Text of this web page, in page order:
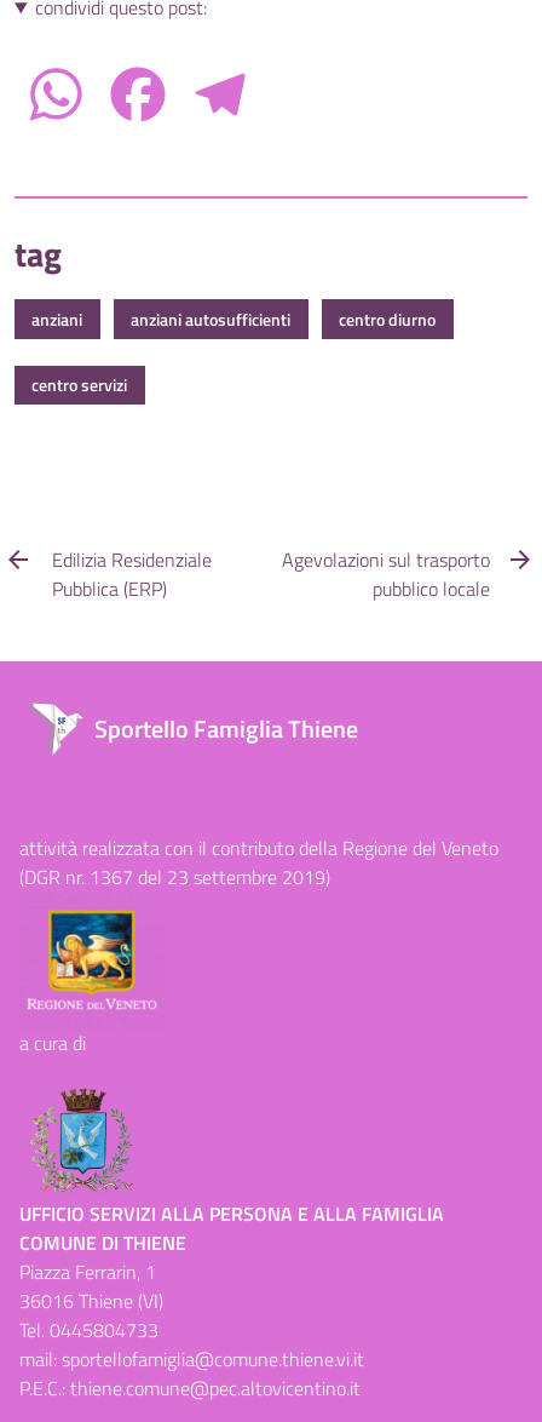
condividi questo post:
WhatsApp Facebook
tag
anziani anziani autosufficienti centro diurno
centro servizi
Edilizia Residenziale
Pubblica (ERP)
Agevolazioni sul trasporto
pubblico locale
Sportello Famiglia Thiene
attività realizzata con il contributo della Regione del Veneto
(DGR nr. 1367 del 23 settembre 2019)
a cura di
UFFICIO SERVIZI ALLA PERSONA E ALLA FAMIGLIA
COMUNE DI THIENE
Piazza Ferrarin, 1
36016 Thiene (VI)
Tel.0445804733
mail:sportellofamiglia@comune.thiene.vi.it
P.E.C.:thiene.comune@pec.altovicentino.it